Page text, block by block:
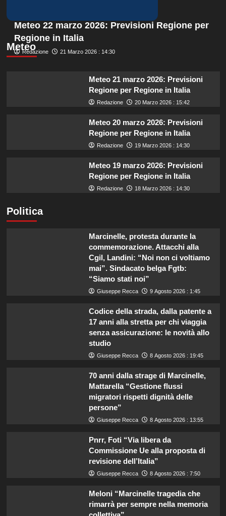
Meteo
Meteo 22 marzo 2026: Previsioni Regione per
Regione in Italia
Redazione 21 Marzo 2026 : 14:30
Meteo 21 marzo 2026: Previsioni
Regione per Regione in Italia
Redazione 20 Marzo 2026 : 15:42
Meteo 20 marzo 2026: Previsioni
Regione per Regione in Italia
Redazione 19 Marzo 2026 : 14:30
Meteo 19 marzo 2026: Previsioni
Regione per Regione in Italia
Redazione 18 Marzo 2026 : 14:30
Politica
Marcinelle, protesta durante la
commemorazione. Attacchi alla
Cgil, Landini: “Noi non ci voltiamo
mai”. Sindacato belga Fgtb:
“Siamo stati noi”
Giuseppe Recca 9 Agosto 2026 : 1:45
Codice della strada, dalla patente a
17 anni alla stretta per chi viaggia
senza assicurazione: le novità allo
studio
Giuseppe Recca 8 Agosto 2026 : 19:45
70 anni dalla strage di Marcinelle,
Mattarella “Gestione flussi
migratori rispetti dignità delle
persone”
Giuseppe Recca 8 Agosto 2026 : 13:55
Pnrr, Foti “Via libera da
Commissione Ue alla proposta di
revisione dell’Italia”
Giuseppe Recca 8 Agosto 2026 : 7:50
Meloni “Marcinelle tragedia che
rimarrà per sempre nella memoria